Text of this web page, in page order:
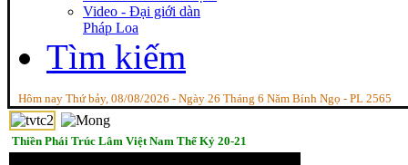
Video - Đại giới dàn
Pháp Loa
Tìm kiếm
Hôm nay Thứ bảy, 08/08/2026 - Ngày 26 Tháng 6 Năm Bính Ngọ - PL 2565
Thiền Phái Trúc Lâm Việt Nam Thế Kỷ 20-21